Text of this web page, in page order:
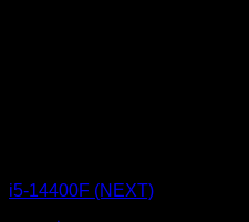
i5-14400F (NEXT)